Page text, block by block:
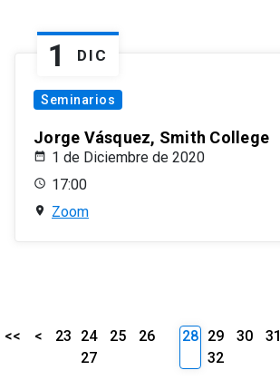
1 DIC
Seminarios
Jorge Vásquez, Smith College
1 de Diciembre de 2020
17:00
Zoom
<< < 23 24 25
26
27
28 29 30
31
32